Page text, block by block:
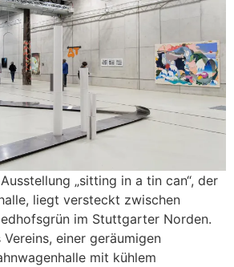
„sitting in a tin can“, der
liegt versteckt zwischen
im Stuttgarter Norden.
einer geräumigen
mit kühlem